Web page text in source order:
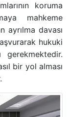
koruma
mahkeme
ayrılma davası
hukuki
bir yol alması